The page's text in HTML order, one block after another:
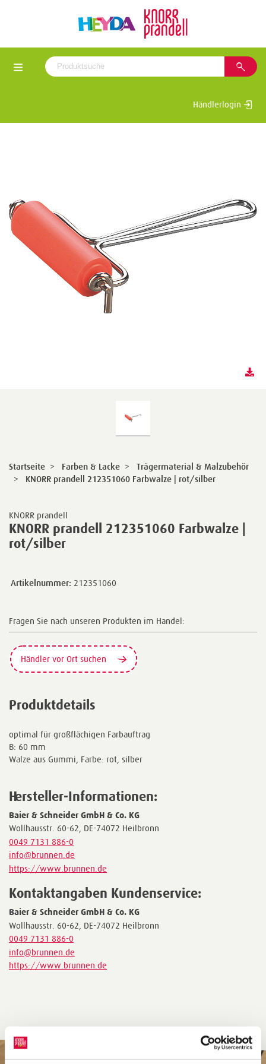
Händlerlogin
KNORR prandell
KNORR prandell 212351060 Farbwalze |
rot/silber
Startseite > Farben & Lacke >
Trägermaterial & Malzubehör
>
KNORR prandell 212351060 Farbwalze | rot/silber
Artikelnummer: 212351060
Fragen Sie nach unseren Produkten im Handel:
Händler vor Ort suchen
Produktdetails
optimal für großflächigen Farbauftrag
B: 60 mm
Walze aus Gummi, Farbe: rot, silber
Hersteller-Informationen:
Baier & Schneider GmbH & Co. KG
Wollhausstr. 60-62, DE-74072 Heilbronn
0049 7131 886-0
info@brunnen.de
https://www.brunnen.de
Kontaktangaben Kundenservice:
Baier & Schneider GmbH & Co. KG
Wollhausstr. 60-62, DE-74072 Heilbronn
0049 7131 886-0
info@brunnen.de
https://www.brunnen.de